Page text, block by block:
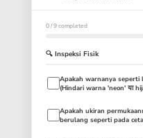
0 / 9 completed
🔍 Inspeksi Fisik
Apakah warnanya
(Hindari warna 'neon' या
Apakah ukiran
berulang seperti pada